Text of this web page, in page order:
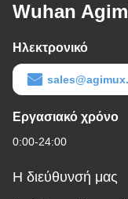
Wuhan
Ηλεκτρονικό
Εργασιακό χρόνο
0:00-24:00
Η διεύθυνσή μας